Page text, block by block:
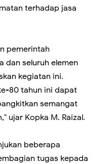
terhadap jasa
pemerintah
dan seluruh elemen
kegiatan ini.
80 tahun ini dapat
semangat
ujar Kopka M. Raizal.
beberapa
tugas kepada